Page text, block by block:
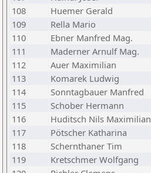
108
Huemer Gerald
109
Rella Mario
110
Ebner Manfred Mag.
111
Maderner Arnulf Mag.
112
Auer Maximilian
113
Komarek Ludwig
114
Sonntagbauer Manfred
115
Schober Hermann
116
Huditsch Nils Maximilian
117
Pötscher Katharina
118
Schernthaner Tim
119
Kretschmer Wolfgang